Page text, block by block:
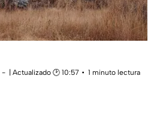
| Actualizado 🕑 10:57
1 minuto lectura